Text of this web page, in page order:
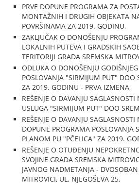
PRVE DOPUNE PROGRAMA ZA
MONTAŽNIH I DRUGIH OBJEKATA
POVRŠINAMA ZA 2019. GODINU,
ZAKLJUČAK O DONOŠENJU
LOKALNIH PUTEVA I GRADSKIH
TERITORIJI GRADA SREMSKA
ODLUKA O DONOŠENJU
POSLOVANJA "SIRMIJUM PUT" DOO
ZA 2019. GODINU - PRVA IZMENA,
REŠENJE O DAVANJU
USLUGA "SIRMIJUM PUT" DOO
REŠENJE O DAVANJU
DOPUNE PROGRAMA POSLOVANJA
PLANOM PU "PČELICA" ZA 2019.
REŠENJE O OTUĐENJU
SVOJINE GRADA SREMSKA
JAVNOG NADMETANJA -
MITROVICI, UL. NJEGOŠEVA 25,